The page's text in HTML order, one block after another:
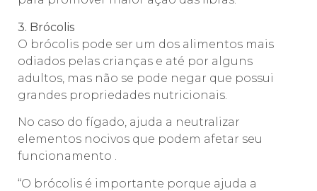
3. Brócolis
O brócolis pode ser um dos alimentos mais
odiados pelas crianças e até por alguns
adultos, mas não se pode negar que possui
grandes propriedades nutricionais.
No caso do fígado, ajuda a neutralizar
elementos nocivos que podem afetar seu
funcionamento .
“O brócolis é importante porque ajuda a